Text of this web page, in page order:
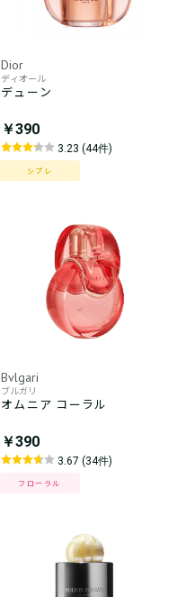
Dior
ディオール
デューン
￥390
3.23 (44件)
シプレ
Bvlgari
ブルガリ
オムニア コーラル
￥390
3.67 (34件)
フローラル